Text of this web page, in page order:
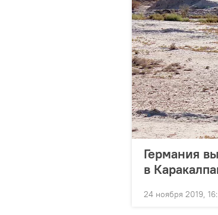
Германия
в
24 ноября 2019,